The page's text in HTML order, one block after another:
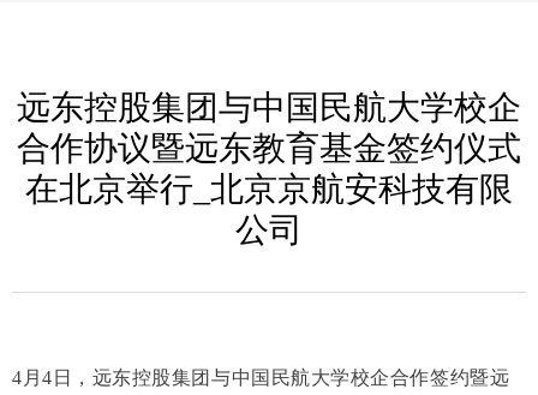
远东控股集团与中国民航大学校企
合作协议暨远东教育基金签约仪式
在北京举行_北京京航安科技有限
公司
4月4日，远东控股集团与中国民航大学校企合作签约暨远